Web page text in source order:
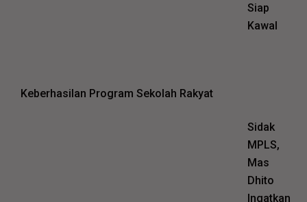
Siap
Kawal
Keberhasilan Program Sekolah Rakyat
Sidak
MPLS,
Mas
Dhito
Ingatkan